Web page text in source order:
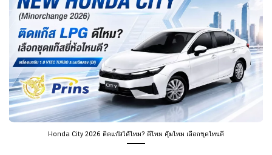
Honda City 2026 ติดแก๊สได้ไหม? ดีไหม คุ้มไหม เลือกชุดไหนดี